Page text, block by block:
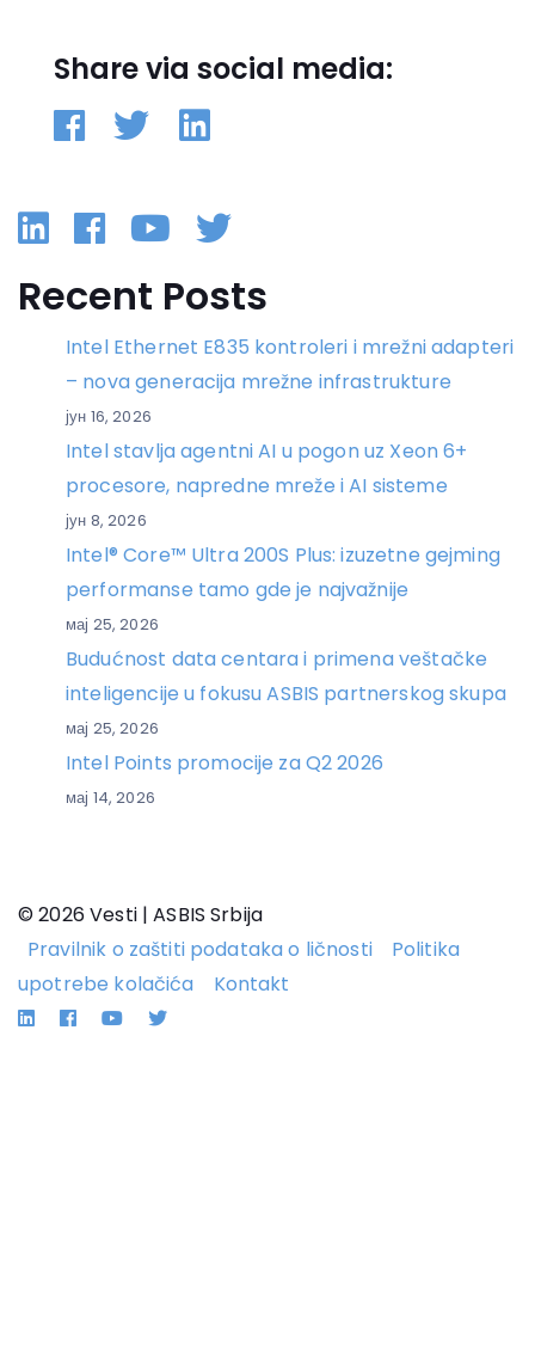
Share via social media:
Linkedin
Facebook
YouTube
Twitter
Recent Posts
Intel Ethernet E835 kontroleri i mrežni adapteri
– nova generacija mrežne infrastrukture
јун 16, 2026
Intel stavlja agentni AI u pogon uz Xeon 6+
procesore, napredne mreže i AI sisteme
јун 8, 2026
Intel® Core™ Ultra 200S Plus: izuzetne gejming
performanse tamo gde je najvažnije
мај 25, 2026
Budućnost data centara i primena veštačke
inteligencije u fokusu ASBIS partnerskog skupa
мај 25, 2026
Intel Points promocije za Q2 2026
мај 14, 2026
© 2026 Vesti | ASBIS Srbija
Pravilnik o zaštiti podataka o ličnosti
Politika
upotrebe kolačića
Kontakt
LinkedinFacebook
YouTubeTwitter